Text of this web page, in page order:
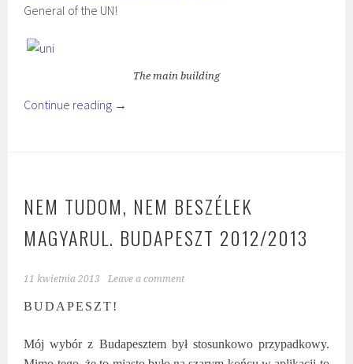
General of the UN!
The main building
Continue reading →
NEM TUDOM, NEM BESZÉLEK
MAGYARUL. BUDAPESZT 2012/2013
11 kwietnia 2013 Leave a comment
BUDAPESZT!
Mój wybór z Budapesztem był stosunkowo przypadkowy.